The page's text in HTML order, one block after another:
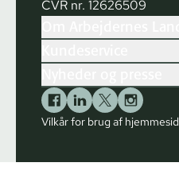
CVR nr. 12626509
Vilkår for brug af